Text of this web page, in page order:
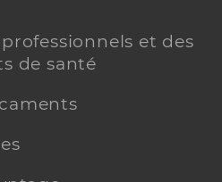
et des
de santé